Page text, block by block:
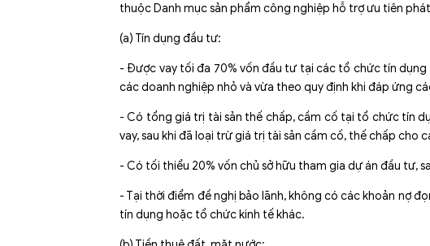
thuộc Danh mục sản phẩm công nghiệp hỗ trợ ưu tiên
(a) Tín dụng đầu tư:
- Được vay tối đa 70% vốn đầu tư tại các tổ chức tín
các doanh nghiệp nhỏ và vừa theo quy định khi đáp ứng
- Có tổng giá trị tài sản thế chấp, cầm cố tại tổ chức tín
vay, sau khi đã loại trừ giá trị tài sản cầm cố, thế chấp cho
- Có tối thiểu 20% vốn chủ sở hữu tham gia dự án đầu tư,
- Tại thời điểm đề nghị bảo lãnh, không có các khoản nợ
tín dụng hoặc tổ chức kinh tế khác.